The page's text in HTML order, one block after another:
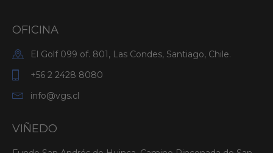
OFICINA
El Golf 099 of. 801, Las Condes, Santiago, Chile.
+56 2 2428 8080
info@vgs.cl
VIÑEDO